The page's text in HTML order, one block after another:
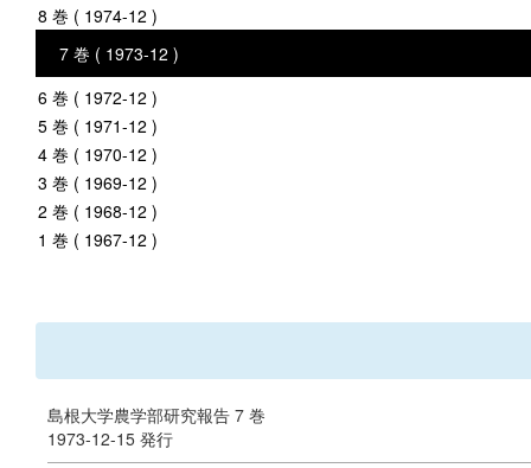
8 巻 ( 1974-12 )
7 巻 ( 1973-12 )
6 巻 ( 1972-12 )
5 巻 ( 1971-12 )
4 巻 ( 1970-12 )
3 巻 ( 1969-12 )
2 巻 ( 1968-12 )
1 巻 ( 1967-12 )
島根大学農学部研究報告 7 巻
1973-12-15 発行